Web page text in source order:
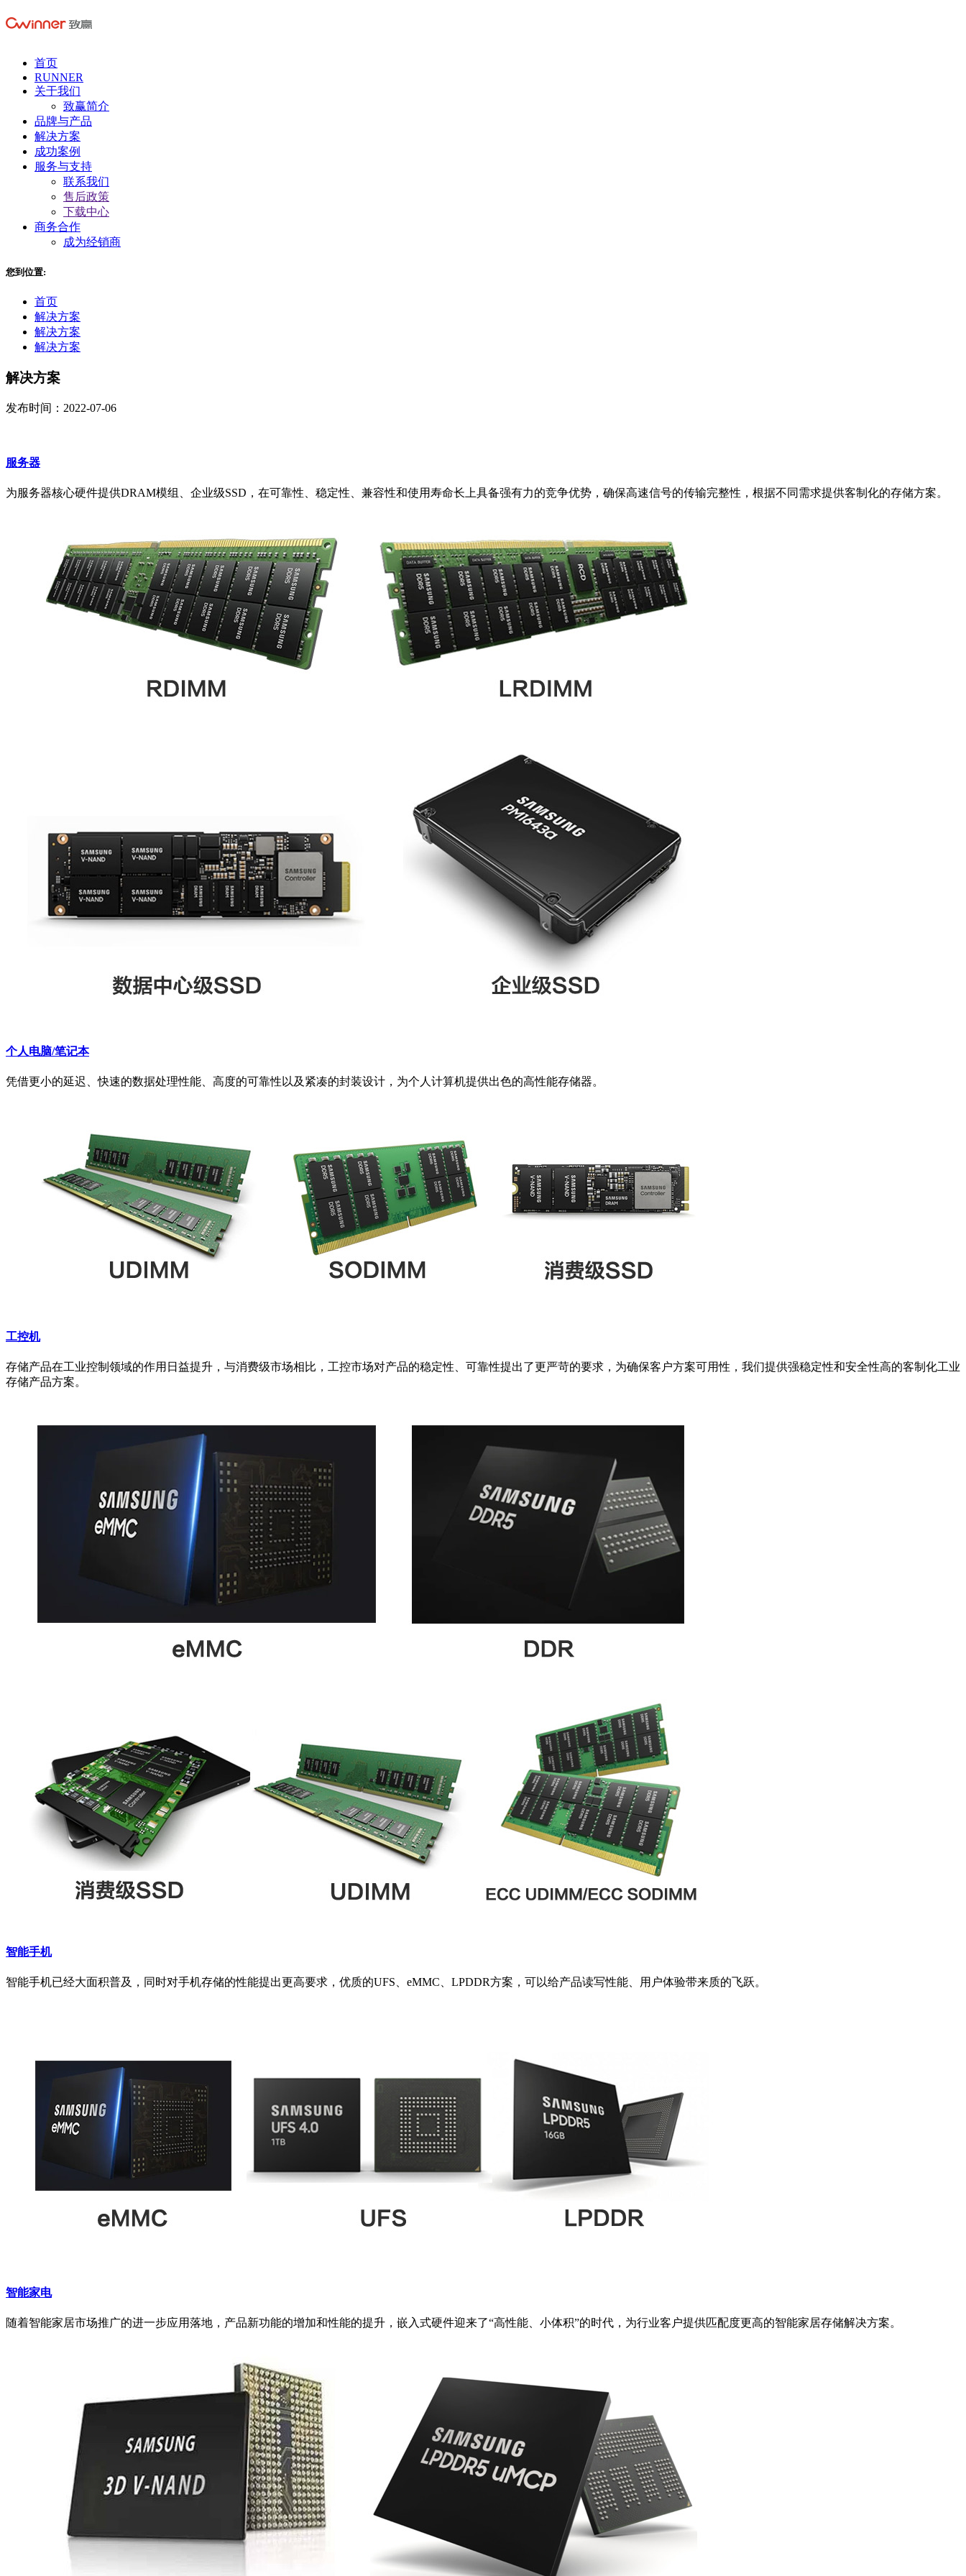
首页
RUNNER
关于我们
致赢简介
品牌与产品
解决方案
成功案例
服务与支持
联系我们
售后政策
下载中心
商务合作
成为经销商
您到位置:
首页
解决方案
解决方案
解决方案
解决方案
发布时间：2022-07-06
服务器
为服务器核心硬件提供DRAM模组、企业级SSD，在可靠性、稳定性、兼容性和使用寿命长上具备强有力的竞争优势，确保高速信号的传输完整性，根据不同需求提供客制化的存储方案。
个人电脑/笔记本
凭借更小的延迟、快速的数据处理性能、高度的可靠性以及紧凑的封装设计，为个人计算机提供出色的高性能存储器。
工控机
存储产品在工业控制领域的作用日益提升，与消费级市场相比，工控市场对产品的稳定性、可靠性提出了更严苛的要求，为确保客户方案可用性，我们提供强稳定性和安全性高的客制化工业
存储产品方案。
智能手机
智能手机已经大面积普及，同时对手机存储的性能提出更高要求，优质的UFS、eMMC、LPDDR方案，可以给产品读写性能、用户体验带来质的飞跃。
智能家电
随着智能家居市场推广的进一步应用落地，产品新功能的增加和性能的提升，嵌入式硬件迎来了“高性能、小体积”的时代，为行业客户提供匹配度更高的智能家居存储解决方案。